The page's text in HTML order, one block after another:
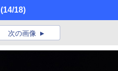
(14/18)
次の画像